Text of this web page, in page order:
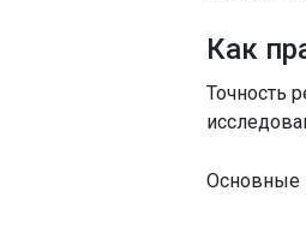
Как
Точность
Основные